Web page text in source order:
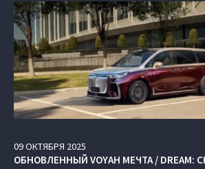
09ОКТЯБРЯ 2025
ОБНОВЛЕННЫЙ VOYAH МЕЧТА / DREAM: